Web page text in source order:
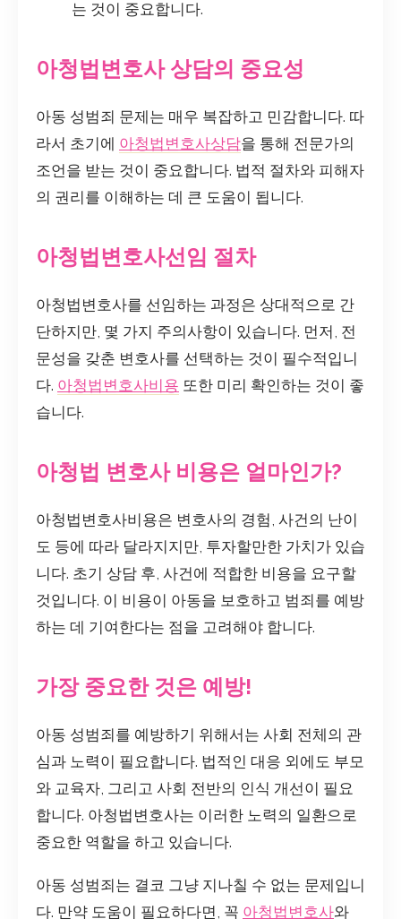
는 것이 중요합니다.
아청법변호사 상담의 중요성
아동 성범죄 문제는 매우 복잡하고 민감합니다. 따
라서 초기에 아청법변호사상담을 통해 전문가의
조언을 받는 것이 중요합니다. 법적 절차와 피해자
의 권리를 이해하는 데 큰 도움이 됩니다.
아청법변호사선임 절차
아청법변호사를 선임하는 과정은 상대적으로 간
단하지만, 몇 가지 주의사항이 있습니다. 먼저, 전
문성을 갖춘 변호사를 선택하는 것이 필수적입니
다. 아청법변호사비용 또한 미리 확인하는 것이 좋
습니다.
아청법 변호사 비용은 얼마인가?
아청법변호사비용은 변호사의 경험, 사건의 난이
도 등에 따라 달라지지만, 투자할만한 가치가 있습
니다. 초기 상담 후, 사건에 적합한 비용을 요구할
것입니다. 이 비용이 아동을 보호하고 범죄를 예방
하는 데 기여한다는 점을 고려해야 합니다.
가장 중요한 것은 예방!
아동 성범죄를 예방하기 위해서는 사회 전체의 관
심과 노력이 필요합니다. 법적인 대응 외에도 부모
와 교육자, 그리고 사회 전반의 인식 개선이 필요
합니다. 아청법변호사는 이러한 노력의 일환으로
중요한 역할을 하고 있습니다.
아동 성범죄는 결코 그냥 지나칠 수 없는 문제입니
다. 만약 도움이 필요하다면, 꼭 아청법변호사와